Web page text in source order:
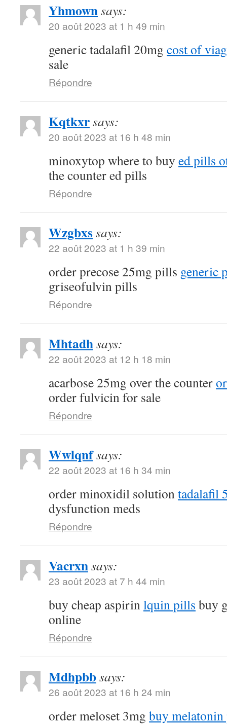
Yhmownsays:
20 août 2023 at 1 h 49 min
generic tadalafil 20mg cost of
sale
Répondre
Kqtkxrsays:
20 août 2023 at 16 h 48 min
minoxytop where to buy ed pills
the counter ed pills
Répondre
Wzgbxssays:
22 août 2023 at 1 h 39 min
order precose 25mg pills generic
griseofulvin pills
Répondre
Mhtadhsays:
22 août 2023 at 12 h 18 min
acarbose 25mg over the counter
order fulvicin for sale
Répondre
Wwlqnfsays:
22 août 2023 at 16 h 34 min
order minoxidil solutiontadalafil
dysfunction meds
Répondre
Vacrxnsays:
23 août 2023 at 7 h 44 min
buy cheap aspirinlquin pills buy
online
Répondre
Mdhpbbsays:
26 août 2023 at 16 h 24 min
order meloset 3mg buy